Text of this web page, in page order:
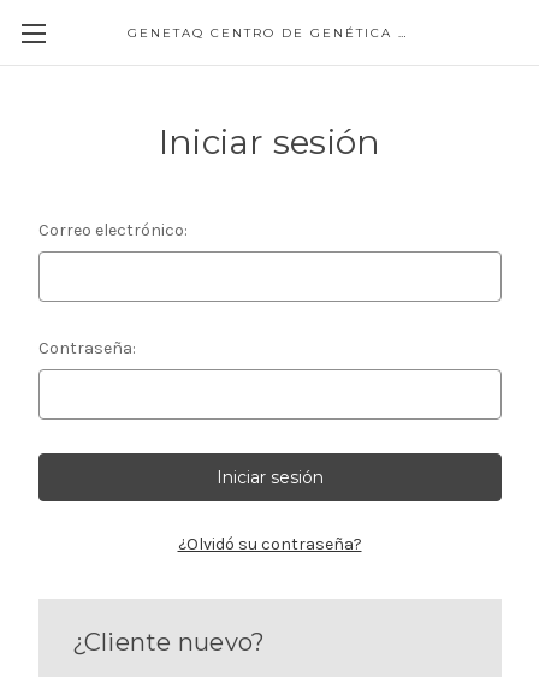
GENETAQ CENTRO DE GENÉTICA MOLECULAR
Iniciar sesión
Correo electrónico:
Contraseña:
¿Olvidó su contraseña?
¿Cliente nuevo?